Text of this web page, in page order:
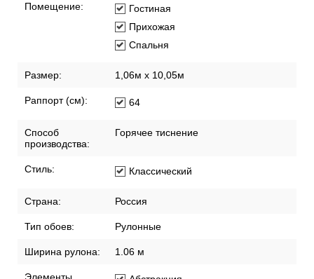
Помещение:
Гостиная
Прихожая
Спальня
Размер: 1,06м х 10,05м
Раппорт (см): 64
Способ
производства:
Горячее тиснение
Стиль: Классический
Страна: Россия
Тип обоев: Рулонные
Ширина рулона: 1.06 м